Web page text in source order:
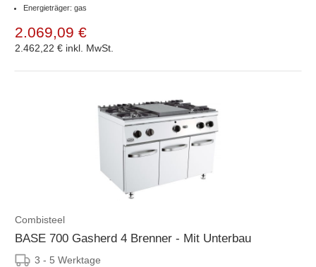
Energieträger: gas
2.069,09 €
2.462,22 € inkl. MwSt.
Combisteel
BASE 700 Gasherd 4 Brenner - Mit Unterbau
3 - 5 Werktage